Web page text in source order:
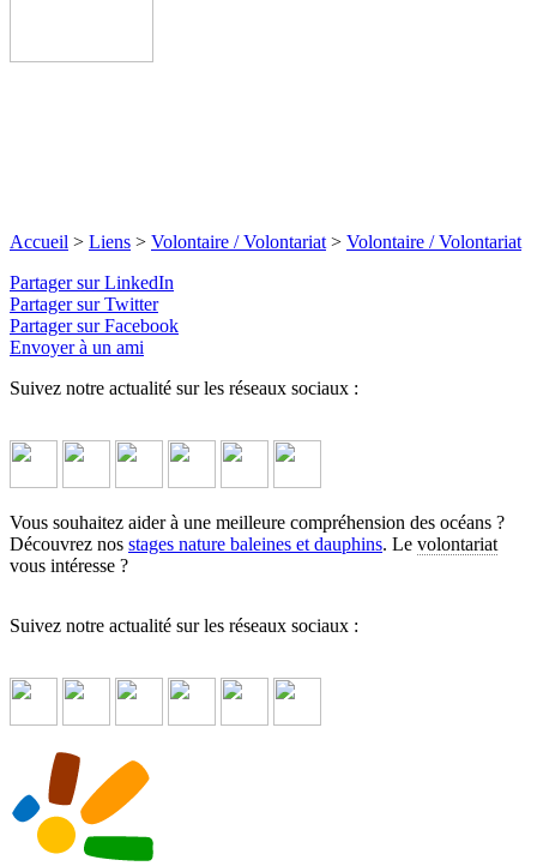
Accueil > Liens > Volontaire / Volontariat > Volontaire / Volontariat
Partager sur LinkedIn
Partager sur Twitter
Partager sur Facebook
Envoyer à un ami
Suivez notre actualité sur les réseaux sociaux :
Vous souhaitez aider à une meilleure compréhension des océans ?
Découvrez nos stages nature baleines et dauphins. Le volontariat
vous intéresse ?
Suivez notre actualité sur les réseaux sociaux :